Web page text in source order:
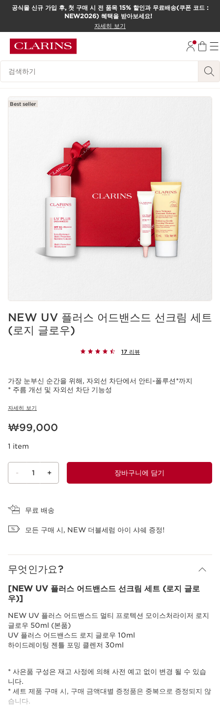
컨텐츠로 이동하기
공식몰 신규 가입 후, 첫 구매 시 전 품목 15% 할인과 무료배송(쿠폰 코드 :
NEW2026) 혜택을 받아보세요!
자세히 보기
범례 검색하기
Best seller
NEW UV 플러스 어드밴스드 선크림 세트
(로지 글로우)
17 리뷰
가장 눈부신 순간을 위해, 자외선 차단에서 안티-폴루션*까지
* 주름 개선 및 자외선 차단 기능성
자세히 보기
현재 가격 ₩99,000
₩99,000
1 item
- 1 + 장바구니에 담기
무료 배송
모든 구매 시, NEW 더블세럼 아이 샤쉐 증정!
무엇인가요?
[NEW UV 플러스 어드밴스드 선크림 세트 (로지 글로
우)]
NEW UV 플러스 어드밴스드 멀티 프로텍션 모이스처라이저 로지
글로우 50ml (본품)
UV 플러스 어드밴스드 로지 글로우 10ml
하이드레이팅 젠틀 포밍 클렌저 30ml
* 사은품 구성은 재고 사정에 의해 사전 예고 없이 변경 될 수 있습
니다.
* 세트 제품 구매 시, 구매 금액대별 증정품은 중복으로 증정되지 않
습니다.